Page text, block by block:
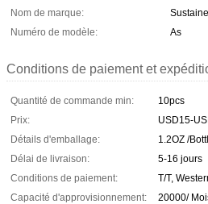
Nom de marque:
Sustaine
Numéro de modèle:
As
Conditions de paiement et
Quantité de commande min:
10pcs
Prix:
USD15-
Détails d'emballage:
1.2OZ /
Délai de livraison:
5-16 jours
Conditions de paiement:
T/T,
Capacité d'approvisionnement:
20000/